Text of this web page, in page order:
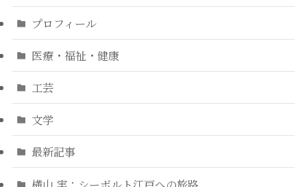
プロフィール
医療・福祉・健康
工芸
文学
最新記事